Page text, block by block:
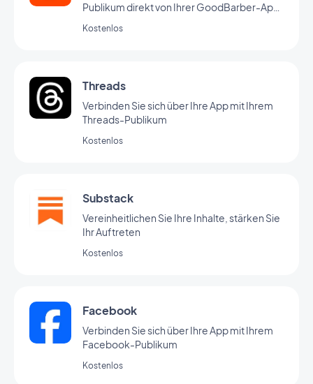
Publikum direkt von Ihrer GoodBarber-App
Kostenlos
Threads
Verbinden Sie sich über Ihre App mit Ihrem
Threads-Publikum
Kostenlos
Substack
Vereinheitlichen Sie Ihre Inhalte, stärken Sie
Ihr Auftreten
Kostenlos
Facebook
Verbinden Sie sich über Ihre App mit Ihrem
Facebook-Publikum
Kostenlos